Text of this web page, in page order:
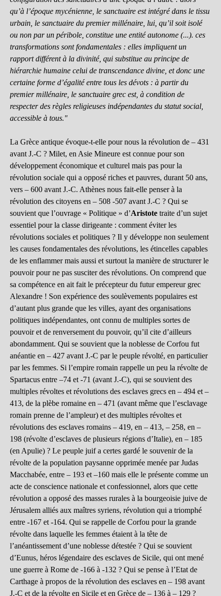
qu’à l’époque mycénienne, le sanctuaire est intégré dans le tissu
urbain, le sanctuaire du premier millénaire, lui, qu’il soit isolé
ou non par un péribole, constitue une entité autonome (...). ces
transformations sont fondamentales : elles impliquent un
rapport différent à la divinité, qui substitue au principe de
hiérarchie humaine celui de transcendance divine, et donc une
certaine forme d’égalité entre tous les dévots : à partir du
premier millénaire, le sanctuaire grec est, à condition de
respecter des règles religieuses indépendantes du statut social,
accessible à tous."
La Grèce antique évoque-t-elle pour nous la révolution de – 431
avant J.-C ? Milet, en Asie Mineure est connue pour son
développement économique et culturel mais pas pour la
révolution sociale qui a opposé riches et pauvres, durant 50 ans,
vers – 600 avant J.-C. Athènes nous fait-elle penser à la
révolution des citoyens en – 508 -507 avant J.-C ? Qui se
souvient que l’ouvrage « Politique » d’Aristote traite d’un sujet
essentiel pour la classe dirigeante : comment éviter les
révolutions sociales et politiques ? Il y développe non seulement
les causes fondamentales des révolutions, les étincelles capables
de les enflammer mais aussi et surtout la manière de structurer le
pouvoir pour ne pas susciter des révolutions. On comprend que
sa compétence en ait fait le précepteur du futur empereur grec
Alexandre ! Son expérience des soulèvements populaires est
d’autant plus grande que les villes, ayant des organisations
politiques indépendantes, ont connu de multiples sortes de
pouvoir et de renversement du pouvoir, qu’il cite d’ailleurs
abondamment. Qui se souvient que la noblesse de Corfou fut
anéantie en – 427 avant J.-C par le peuple révolté, en particulier
par les femmes. Si l’empire romain rappelle un peu la révolte de
Spartacus entre –74 et -71 (avant J.-C), qui se souvient des
multiples révoltes et révolutions des esclaves grecs en – 494 et –
413, de la plèbe romaine en – 471 (avant même que l’esclavage
romain prenne de l’ampleur) et des multiples révoltes et
révolutions des esclaves romains – 419, en – 413, – 258, en –
198 (révolte d’esclaves de plusieurs régions d’Italie), en – 185
(en Apulie) ? Le peuple juif a certes gardé le souvenir de la
révolte de la population paysanne opprimée menée par Judas
Macchabée, entre – 193 et –160 mais elle le présente comme un
acte de conscience nationale et confessionnel, alors que cette
révolution a opposé des masses rurales à la bourgeoisie juive de
Jérusalem alliés aux maîtres syriens, révolution qui a triomphé
entre -167 et -164. Qui se rappelle de Corfou pour la grande
révolte dans laquelle les femmes étaient à la tête de
l’anéantissement d’une noblesse détestée ? Qui se souvient
d’Eunus, héros légendaire des esclaves de Sicile, qui ont mené
une guerre à Rome de -166 à -132 ? Qui se pense à l’Etat de
Carthage à propos de la révolution des esclaves en – 198 avant
J.-C et de la révolte en Sicile et en Grèce de – 136 à – 129 ?